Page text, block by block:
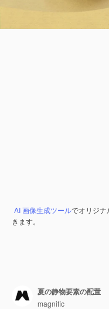
AI 画像生成ツールでオリジナ
きます。
夏の静物要素の配置
magnific